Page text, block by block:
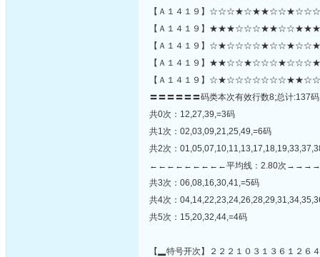
【Ａ１４１９】
【Ａ１４１９】
【Ａ１４１９】
【Ａ１４１９】
【Ａ１４１９】
〓〓〓〓〓〓码类本次有效行数8;总计:137
共0次：12,27,39,=3码
共1次：02,03,09,21,25,49,=6码
共2次：
←←←←←←←←←平均线：2.80次
共3次：06,08,16,30,41,=5码
共4次：
共5次：15,20,32,44,=4码
【▂特号开次】２２２１０３１３６１２６